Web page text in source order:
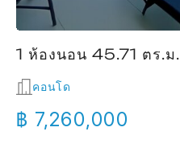
1 ห้องนอน 45.71 ตร.ม.
คอนโด
฿ 7,260,000